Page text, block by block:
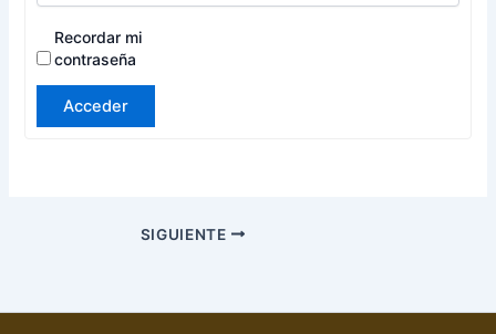
Recordar mi
contraseña
Acceder
SIGUIENTE